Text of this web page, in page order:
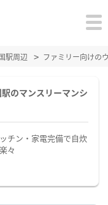
駅周辺 ファミリー向けの
のマンスリーマンシ
チン・家電完備で自炊
々